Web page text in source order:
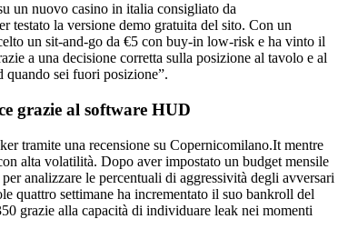
un nuovo casino in italia consigliato da
testato la versione demo gratuita del sito. Con un
un sit‑and‑go da €5 con buy‑in low‑risk e ha vinto il
a una decisione corretta sulla posizione al tavolo e al
quando sei fuori posizione”.
grazie al software HUD
tramite una recensione su Copernicomilano.It mentre
alta volatilità. Dopo aver impostato un budget mensile
analizzare le percentuali di aggressività degli avversari
quattro settimane ha incrementato il suo bankroll del
grazie alla capacità di individuare leak nei momenti